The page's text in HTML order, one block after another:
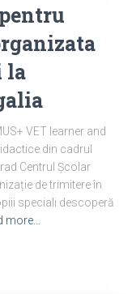
la
VET learner and
din cadrul
Centrul Școlar
de trimitere în
speciali descoperă
more…